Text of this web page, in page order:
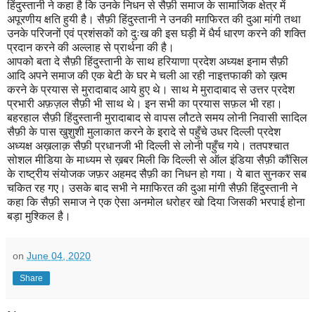
हिंदुस्तानी ने कहा है कि उनके निधन से सैफ़ी समाज के सामाजिक क्षेत्र में
अपूरणीय क्षति हुयी है। सैफ़ी हिंदुस्तानी ने उनकी मग़फिरत की दुआ मांगी तथा
उनके परिजनों एवं प्रशंसकों को दुःख की इस घड़ी में धैर्य धारण करने की शक्ति
प्रदान करने की अल्लाह से प्रार्थना की है।
आपको बता दे सैफ़ी हिंदुस्तानी के साथ हरियाणा प्रदेश अध्यक्ष इनाम सैफ़ी
आदि अपने समाज की एक बेटी के घर मे चली आ रही नाइत्तफाकी को ख़त्म
करने के प्रयास से मुरादाबाद आये हुए थे। साथ मे मुरादाबाद से उत्तर प्रदेश
प्रभारी अफ़ज़ल सैफ़ी भी साथ थे। इन सभी का प्रयास सफ़ल भी रहा।
बहरहाल सैफ़ी हिंदुस्तानी मुरादाबाद से वापस लौटते समय लोनी निवासी सादिल
सैफ़ी के पास खुशुशी मुलाकात करने के इरादे से पहुँचे उधर दिल्ली प्रदेश
अध्यक्ष अख़लाक़ सैफ़ी प्रधानजी भी दिल्ली से लोनी पहुँच गये। ततपश्चात
सोशल मीडिया के माध्यम से ख़बर मिली कि दिल्ली से ऑल इंडिया सैफ़ी कौंसिल
के राष्ट्रीय संयोजक जफ़र अहमद सैफ़ी का निधन हो गया। ये बात सुनकर सब
चकित रह गए। उसके बाद सभी ने मग़फिरत की दुआ मांगी सैफ़ी हिंदुस्तानी ने
कहा कि सैफ़ी समाज ने एक ऐसा अनमोल धरोहर खो दिया जिसकी भरपाई होना
बड़ा मुश्किल है।
on June 04, 2020
Share